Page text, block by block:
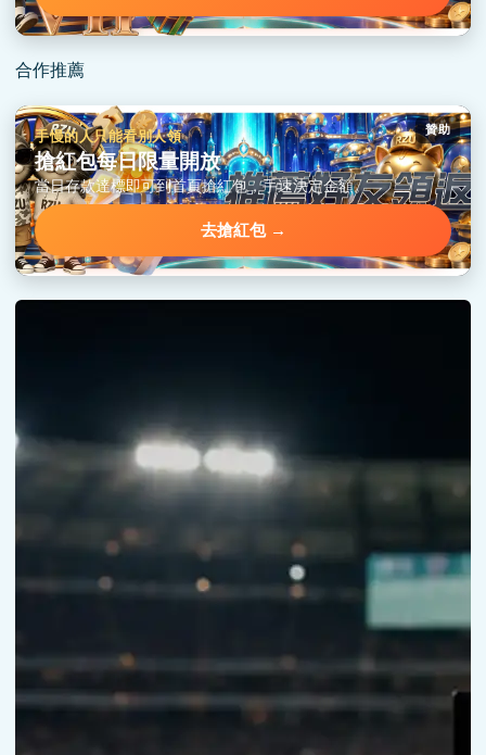
合作推薦
贊助
手慢的人只能看別人領
搶紅包每日限量開放
當日存款達標即可到首頁搶紅包，手速決定金額。
去搶紅包 →